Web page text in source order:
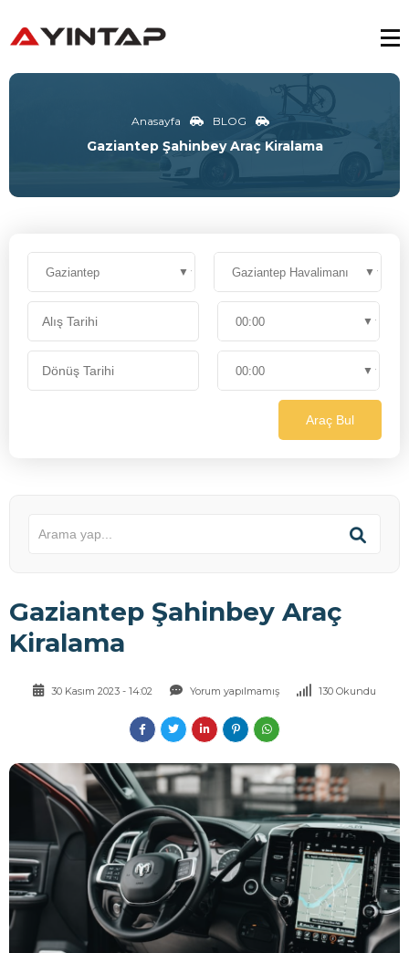
Anasayfa BLOG
Gaziantep Şahinbey Araç Kiralama
Araç Bul
Gaziantep Şahinbey Araç
Kiralama
30 Kasım 2023 - 14:02 Yorum yapılmamış 130 Okundu